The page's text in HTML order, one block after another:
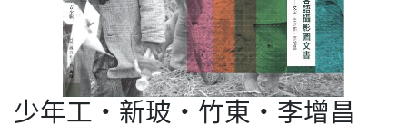
少年工‧新玻‧竹東‧李增昌